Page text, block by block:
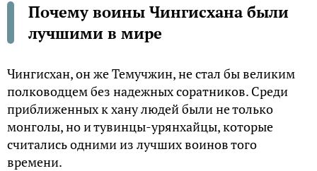
Почему воины Чингисхана были
лучшими в мире
Чингисхан, он же Темучжин, не стал бы великим
полководцем без надежных соратников. Среди
приближенных к хану людей были не только
монголы, но и тувинцы-урянхайцы, которые
считались одними из лучших воинов того
времени.